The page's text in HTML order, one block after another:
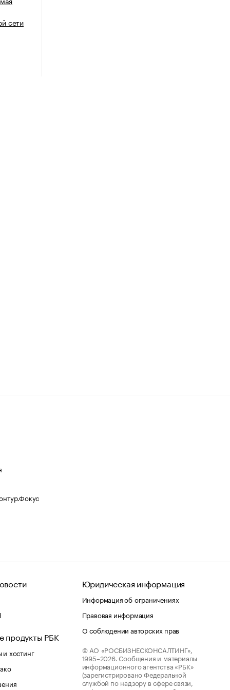
сети
продукты РБК
хостинг
Юридическая информация
Информация об ограничениях
Правовая информация
О соблюдении авторских прав
© АО «РОСБИЗНЕСКОНСАЛТИНГ»,
1995–2026. Сообщения и материалы
информационного агентства «РБК»
(зарегистрировано Федеральной
службой по надзору в сфере связи,